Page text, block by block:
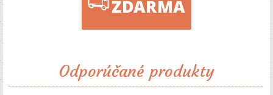
Odporúčané produkty